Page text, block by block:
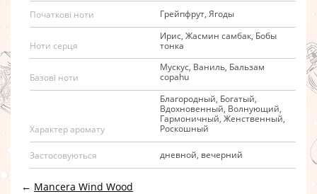
Початкові ноти Грейпфрут, Ягоды
Ноти серця
Ирис, Жасмин самбак, Бобы
тонка
Базові ноти
Мускус, Ваниль, Бальзам
copahu
Характер аромату
Благородный, Богатый,
Вдохновенный, Волнующий,
Гармоничный, Женственный,
Роскошный
Застосовуються дневной, вечерний
← Mancera Wind Wood